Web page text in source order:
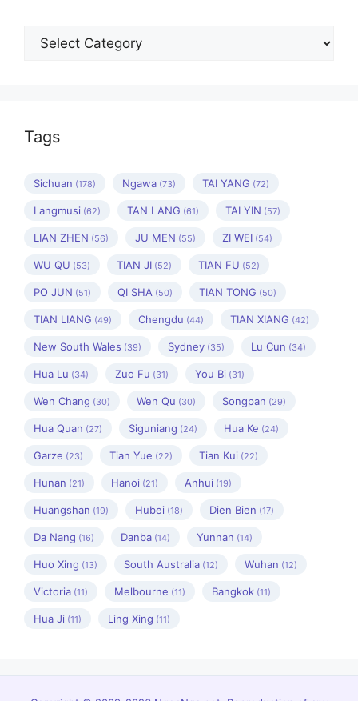
Categories
Tags
Sichuan (178) Ngawa (73) TAI YANG (72)
Langmusi (62) TAN LANG (61) TAI YIN (57)
LIAN ZHEN (56) JU MEN (55) ZI WEI (54)
WU QU (53) TIAN JI (52) TIAN FU (52)
PO JUN (51) QI SHA (50) TIAN TONG (50)
TIAN LIANG (49) Chengdu (44) TIAN XIANG (42)
New South Wales (39) Sydney (35) Lu Cun (34)
Hua Lu (34) Zuo Fu (31) You Bi (31)
Wen Chang (30) Wen Qu (30) Songpan (29)
Hua Quan (27) Siguniang (24) Hua Ke (24)
Garze (23) Tian Yue (22) Tian Kui (22)
Hunan (21) Hanoi (21) Anhui (19)
Huangshan (19) Hubei (18) Dien Bien (17)
Da Nang (16) Danba (14) Yunnan (14)
Huo Xing (13) South Australia (12) Wuhan (12)
Victoria (11) Melbourne (11) Bangkok (11)
Hua Ji (11) Ling Xing (11)